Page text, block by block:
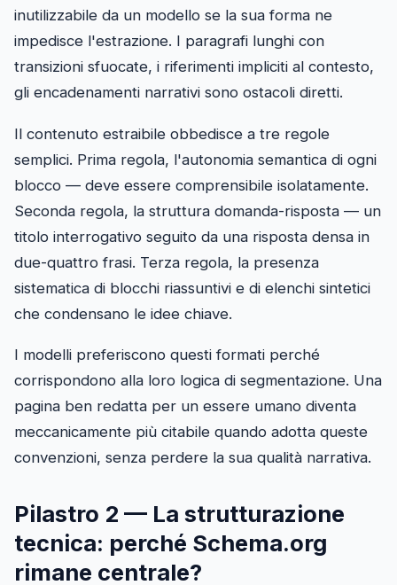
inutilizzabile da un modello se la sua forma ne
impedisce l'estrazione. I paragrafi lunghi con
transizioni sfuocate, i riferimenti impliciti al contesto,
gli encadenamenti narrativi sono ostacoli diretti.
Il contenuto estraibile obbedisce a tre regole
semplici. Prima regola, l'autonomia semantica di ogni
blocco — deve essere comprensibile isolatamente.
Seconda regola, la struttura domanda-risposta — un
titolo interrogativo seguito da una risposta densa in
due-quattro frasi. Terza regola, la presenza
sistematica di blocchi riassuntivi e di elenchi sintetici
che condensano le idee chiave.
I modelli preferiscono questi formati perché
corrispondono alla loro logica di segmentazione. Una
pagina ben redatta per un essere umano diventa
meccanicamente più citabile quando adotta queste
convenzioni, senza perdere la sua qualità narrativa.
Pilastro 2 — La strutturazione
tecnica: perché Schema.org
rimane centrale?